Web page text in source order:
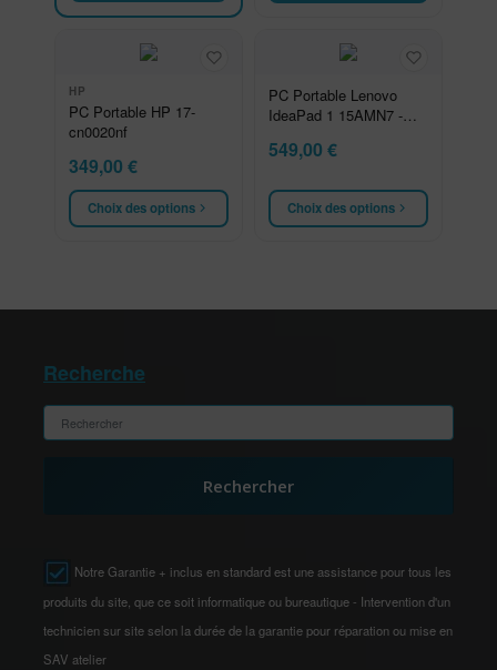
HP
PC Portable HP 17-
cn0020nf
349,00 €
Choix des options
PC Portable Lenovo
IdeaPad 1 15AMN7 -
549,00 €
Choix des options
Recherche
Rechercher
Notre Garantie + inclus en standard est une assistance pour tous les
produits du site, que ce soit informatique ou bureautique - Intervention d'un
technicien sur site selon la durée de la garantie pour réparation ou mise en
SAV atelier